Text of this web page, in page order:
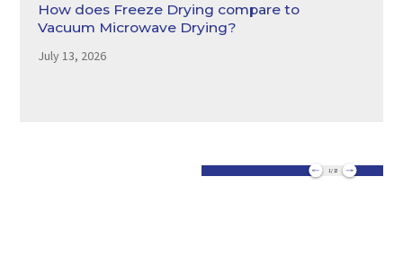
How does Freeze Drying compare to
Vacuum Microwave Drying?
July 13, 2026
1 / 13